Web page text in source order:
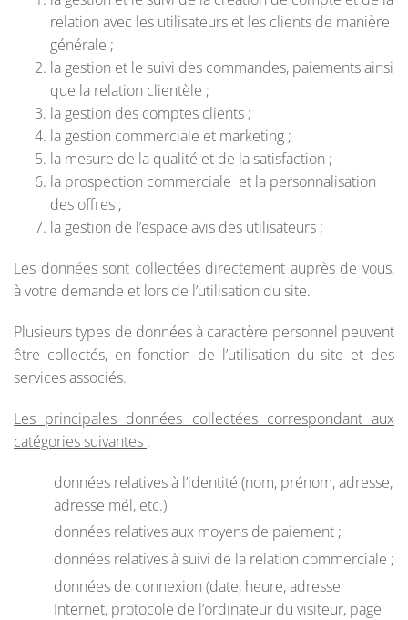
relation avec les utilisateurs et les clients de manière
générale ;
la gestion et le suivi des commandes, paiements ainsi
que la relation clientèle ;
la gestion des comptes clients ;
la gestion commerciale et marketing ;
la mesure de la qualité et de la satisfaction ;
la prospection commerciale et la personnalisation
des offres ;
la gestion de l’espace avis des utilisateurs ;
Les données sont collectées directement auprès de vous,
à votre demande et lors de l’utilisation du site.
Plusieurs types de données à caractère personnel peuvent
être collectés, en fonction de l’utilisation du site et des
services associés.
Les principales données collectées correspondant aux
catégories suivantes :
données relatives à l’identité (nom, prénom, adresse,
adresse mél, etc.)
données relatives aux moyens de paiement ;
données relatives à suivi de la relation commerciale ;
données de connexion (date, heure, adresse
Internet, protocole de l’ordinateur du visiteur, page